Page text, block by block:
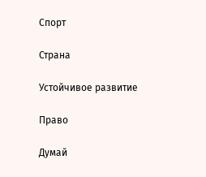
Спорт
Страна
Устойчивое развитие
Право
Думай